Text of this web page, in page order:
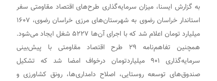
به گزارش ایسنا، میزان سرمایه‌گذاری طرح‌های اقتصاد مقاومتی سفر
استاندار خراسان رضوی به شهرستان‌های مرزی خراسان رضوی، ۱۶۰۷
میلیارد تومان اعلام شد که با اجرای آن‌ها ۵۲۲۷ شغل ایجاد می‌شود.
همچنین تفاهم‌نامه ۲۹ طرح اقتصاد مقاومتی با پیش‌بینی
سرمایه‌گذاری ۹۰۱ میلیاردتومان درخواف امضا شد که تشکیل
صندوق‌های توسعه روستایی، اصلاح دامداری‌ها، رونق کشاورزی و